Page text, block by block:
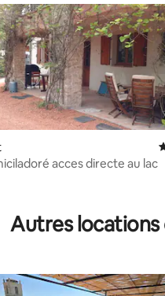
sur la base de 40
acces directe au lac
Autres locations